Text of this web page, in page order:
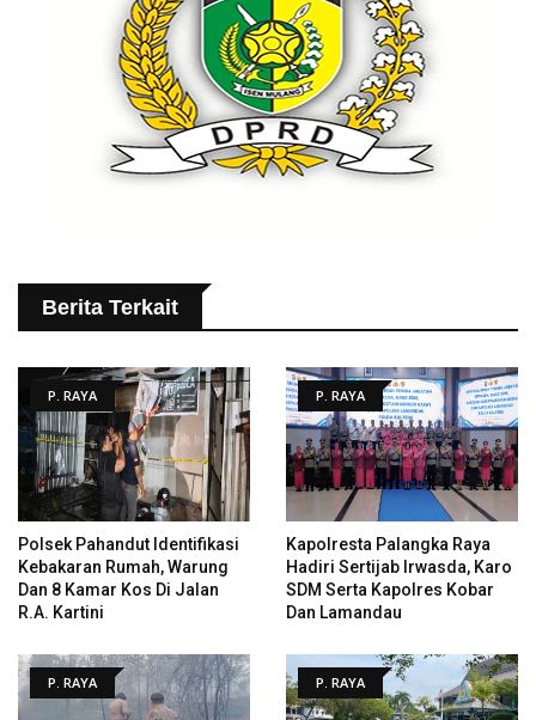
Berita Terkait
P. RAYA
Polsek Pahandut Identifikasi
Kebakaran Rumah, Warung
Dan 8 Kamar Kos Di Jalan
R.A. Kartini
P. RAYA
Kapolresta Palangka Raya
Hadiri Sertijab Irwasda, Karo
SDM Serta Kapolres Kobar
Dan Lamandau
P. RAYA P. RAYA